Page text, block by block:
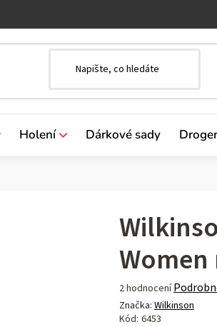
Holení Dárkové sady
Průměrné
hodnocení
produktu
2 hodnocení
Značka: Wilkinson
Kód: 6453